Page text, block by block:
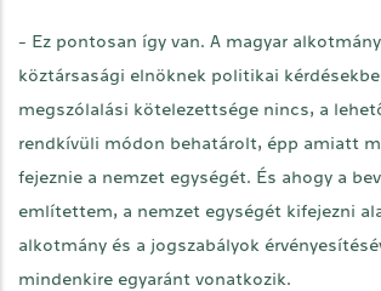
- Ez pontosan így van. A magyar
köztársasági elnöknek politikai
megszólalási kötelezettsége nincs, a
rendkívüli módon behatárolt, épp amiatt
fejeznie a nemzet egységét. És ahogy a
említettem, a nemzet egységét kifejezni
alkotmány és a jogszabályok
mindenkire egyaránt vonatkozik.